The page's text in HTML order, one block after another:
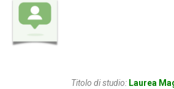
Titolo di studio: Laurea